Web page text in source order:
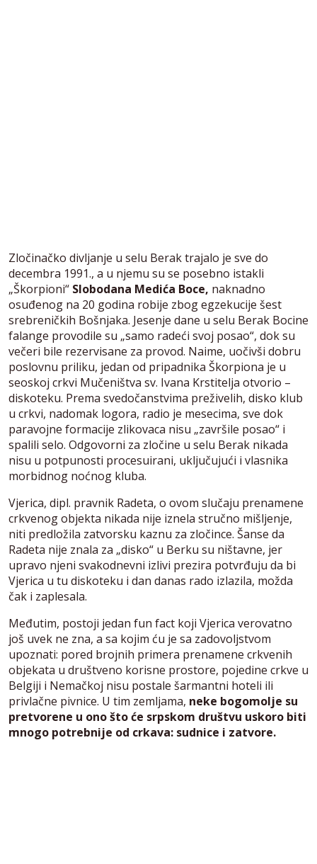
Zločinačko divljanje u selu Berak trajalo je sve do
decembra 1991., a u njemu su se posebno istakli
„Škorpioni“ Slobodana Medića Boce, naknadno
osuđenog na 20 godina robije zbog egzekucije šest
srebreničkih Bošnjaka. Jesenje dane u selu Berak Bocine
falange provodile su „samo radeći svoj posao“, dok su
večeri bile rezervisane za provod. Naime, uočivši dobru
poslovnu priliku, jedan od pripadnika Škorpiona je u
seoskoj crkvi Mučeništva sv. Ivana Krstitelja otvorio –
diskoteku. Prema svedočanstvima preživelih, disko klub
u crkvi, nadomak logora, radio je mesecima, sve dok
paravojne formacije zlikovaca nisu „završile posao“ i
spalili selo. Odgovorni za zločine u selu Berak nikada
nisu u potpunosti procesuirani, uključujući i vlasnika
morbidnog noćnog kluba.
Vjerica, dipl. pravnik Radeta, o ovom slučaju prenamene
crkvenog objekta nikada nije iznela stručno mišljenje,
niti predložila zatvorsku kaznu za zločince. Šanse da
Radeta nije znala za „disko“ u Berku su ništavne, jer
upravo njeni svakodnevni izlivi prezira potvrđuju da bi
Vjerica u tu diskoteku i dan danas rado izlazila, možda
čak i zaplesala.
Međutim, postoji jedan fun fact koji Vjerica verovatno
još uvek ne zna, a sa kojim ću je sa zadovoljstvom
upoznati: pored brojnih primera prenamene crkvenih
objekata u društveno korisne prostore, pojedine crkve u
Belgiji i Nemačkoj nisu postale šarmantni hoteli ili
privlačne pivnice. U tim zemljama, neke bogomolje su
pretvorene u ono što će srpskom društvu uskoro biti
mnogo potrebnije od crkava: sudnice i zatvore.